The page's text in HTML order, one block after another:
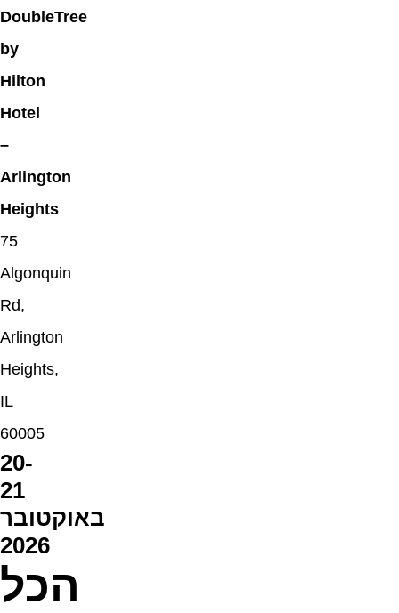
DoubleTree
by
Hilton
Hotel
–
Arlington
Heights
75
Algonquin
Rd,
Arlington
Heights,
IL
60005
20-
21
באוקטובר
2026
הכל